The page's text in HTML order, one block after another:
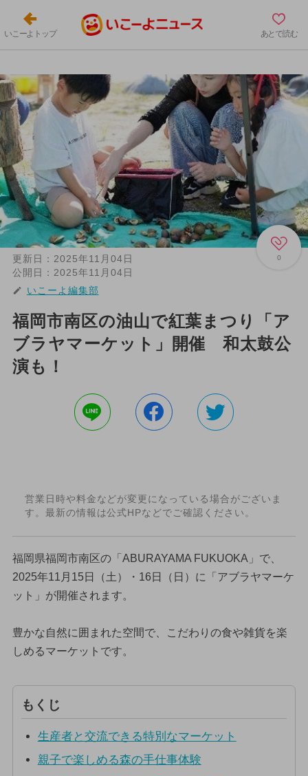
いこーよトップ あとで読む
0
更新日： 2025年11月04日
公開日： 2025年11月04日
いこーよ編集部
福岡市南区の油山で紅葉まつり「ア
ブラヤマーケット」開催 和太鼓公
演も！
営業日時や料金などが変更になっている場合がございま
す。最新の情報は公式HPなどでご確認ください。
福岡県福岡市南区の「ABURAYAMA FUKUOKA」で、
2025年11月15日（土）・16日（日）に「アブラヤマーケ
ット」が開催されます。
豊かな自然に囲まれた空間で、こだわりの食や雑貨を楽
しめるマーケットです。
もくじ
生産者と交流できる特別なマーケット
親子で楽しめる森の手仕事体験